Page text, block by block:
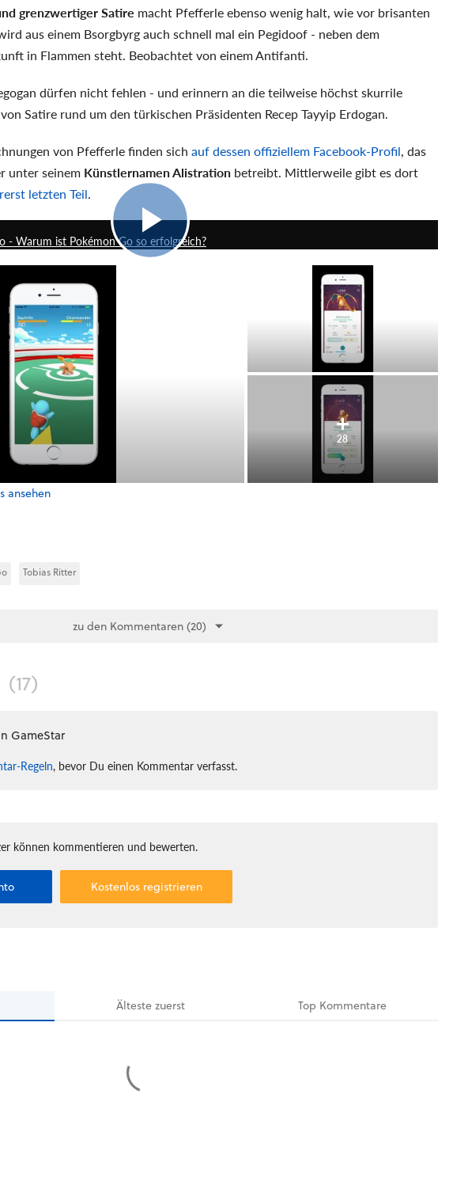
grenzwertiger Satire macht Pfefferle ebenso wenig halt, wie vor brisanten
aus einem Bsorgbyrg auch schnell mal ein Pegidoof - neben dem
in Flammen steht. Beobachtet von einem Antifanti.
dürfen nicht fehlen - und erinnern an die teilweise höchst skurrile
Satire rund um den türkischen Präsidenten Recep Tayyip Erdogan.
von Pfefferle finden sich auf dessen offiziellem Facebook-Profil, das
unter seinem Künstlernamen Alistration betreibt. Mittlerweile gibt es dort
letzten Teil.
- Warum ist Pokémon Go so erfolgreich?
28
ansehen
Tobias Ritter
zu den Kommentaren (20)
(17)
GameStar
Regeln, bevor Du einen Kommentar verfasst.
können kommentieren und bewerten.
Kostenlos registrieren
Ältestezuerst Top Kommentare